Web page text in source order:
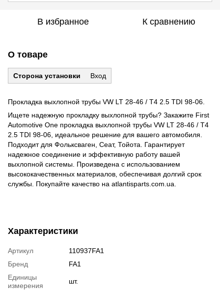
В избранное К сравнению
О товаре
Сторона установки Вход
Прокладка выхлопной трубы VW LT 28-46 / T4 2.5 TDI 98-06.
Ищете надежную прокладку выхлопной трубы? Закажите First
Automotive One прокладка выхлопной трубы VW LT 28-46 / T4
2.5 TDI 98-06, идеальное решение для вашего автомобиля.
Подходит для Фольксваген, Сеат, Тойота. Гарантирует
надежное соединение и эффективную работу вашей
выхлопной системы. Произведена с использованием
высококачественных материалов, обеспечивая долгий срок
службы. Покупайте качество на atlantisparts.com.ua.
Характеристики
Артикул
110937FA1
Бренд
FA1
Единицы
измерения
шт.